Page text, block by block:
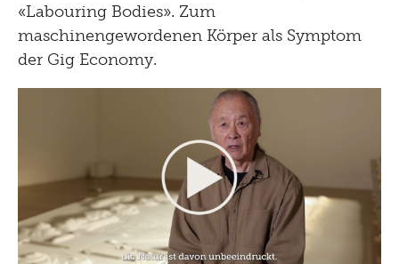
«Labouring Bodies». Zum
maschinengewordenen Körper als Symptom
der Gig Economy.